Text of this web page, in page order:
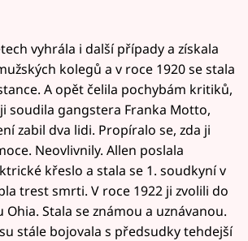
vyhrála i další případy a získala
kolegů a v roce 1920 se stala
A opět čelila pochybám kritiků,
soudila gangstera Franka Motto,
zabil dva lidi. Propíralo se, zda ji
Neovlivnily. Allen poslala
křeslo a stala se 1. soudkyní v
trest smrti. V roce 1922 ji zvolili do
Ohia. Stala se známou a uznávanou.
stále bojovala s předsudky tehdejší